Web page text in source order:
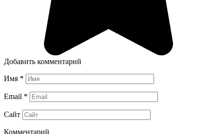
Добавить комментарий
Имя *
Email *
Сайт
Комментарий